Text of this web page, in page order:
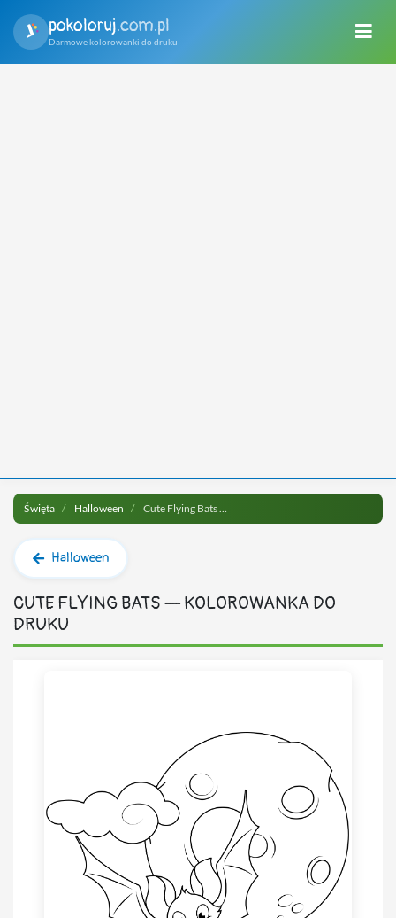
pokoloruj.com.pl
Darmowe kolorowanki do druku
Święta Halloween Cute Flying Bats do druku
Halloween
CUTE FLYING BATS — KOLOROWANKA DO
DRUKU